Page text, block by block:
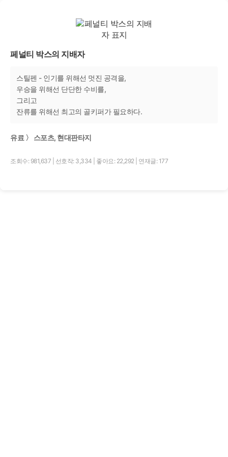
페널티 박스의 지배자
스틸펜 - 인기를 위해선 멋진 공격을,
우승을 위해선 단단한 수비를,
그리고
잔류를 위해선 최고의 골키퍼가 필요하다.
유료 〉 스포츠, 현대판타지
조회수: 981,637 선호작: 3,334 좋아요: 22,292 연재글: 177